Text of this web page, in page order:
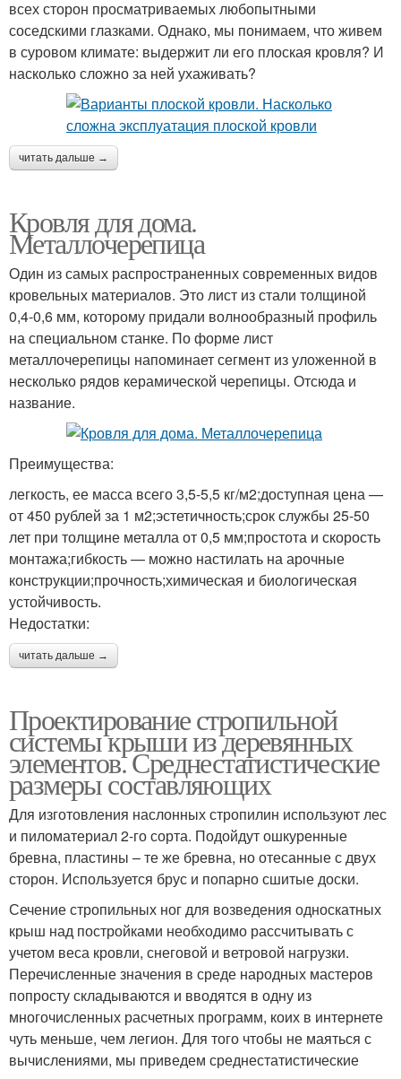
всех сторон просматриваемых любопытными
соседскими глазками. Однако, мы понимаем, что живем
в суровом климате: выдержит ли его плоская кровля? И
насколько сложно за ней ухаживать?
читать дальше →
Кровля для дома.
Металлочерепица
Один из самых распространенных современных видов
кровельных материалов. Это лист из стали толщиной
0,4-0,6 мм, которому придали волнообразный профиль
на специальном станке. По форме лист
металлочерепицы напоминает сегмент из уложенной в
несколько рядов керамической черепицы. Отсюда и
название.
Преимущества:
легкость, ее масса всего 3,5-5,5 кг/м2;доступная цена —
от 450 рублей за 1 м2;эстетичность;срок службы 25-50
лет при толщине металла от 0,5 мм;простота и скорость
монтажа;гибкость — можно настилать на арочные
конструкции;прочность;химическая и биологическая
устойчивость.
Недостатки:
читать дальше →
Проектирование стропильной
системы крыши из деревянных
элементов. Среднестатистические
размеры составляющих
Для изготовления наслонных стропилин используют лес
и пиломатериал 2-го сорта. Подойдут ошкуренные
бревна, пластины – те же бревна, но отесанные с двух
сторон. Используется брус и попарно сшитые доски.
Сечение стропильных ног для возведения односкатных
крыш над постройками необходимо рассчитывать с
учетом веса кровли, снеговой и ветровой нагрузки.
Перечисленные значения в среде народных мастеров
попросту складываются и вводятся в одну из
многочисленных расчетных программ, коих в интернете
чуть меньше, чем легион. Для того чтобы не маяться с
вычислениями, мы приведем среднестатистические